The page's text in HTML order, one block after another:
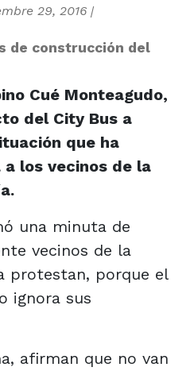
29, 2016 |
de construcción del
Cué Monteagudo,
del City Bus a
que ha
los vecinos de la
una minuta de
vecinos de la
protestan, porque el
ignora sus
afirman que no van